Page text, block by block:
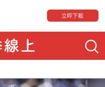
立即下載